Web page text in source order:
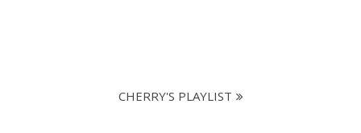
CHERRY'S PLAYLIST